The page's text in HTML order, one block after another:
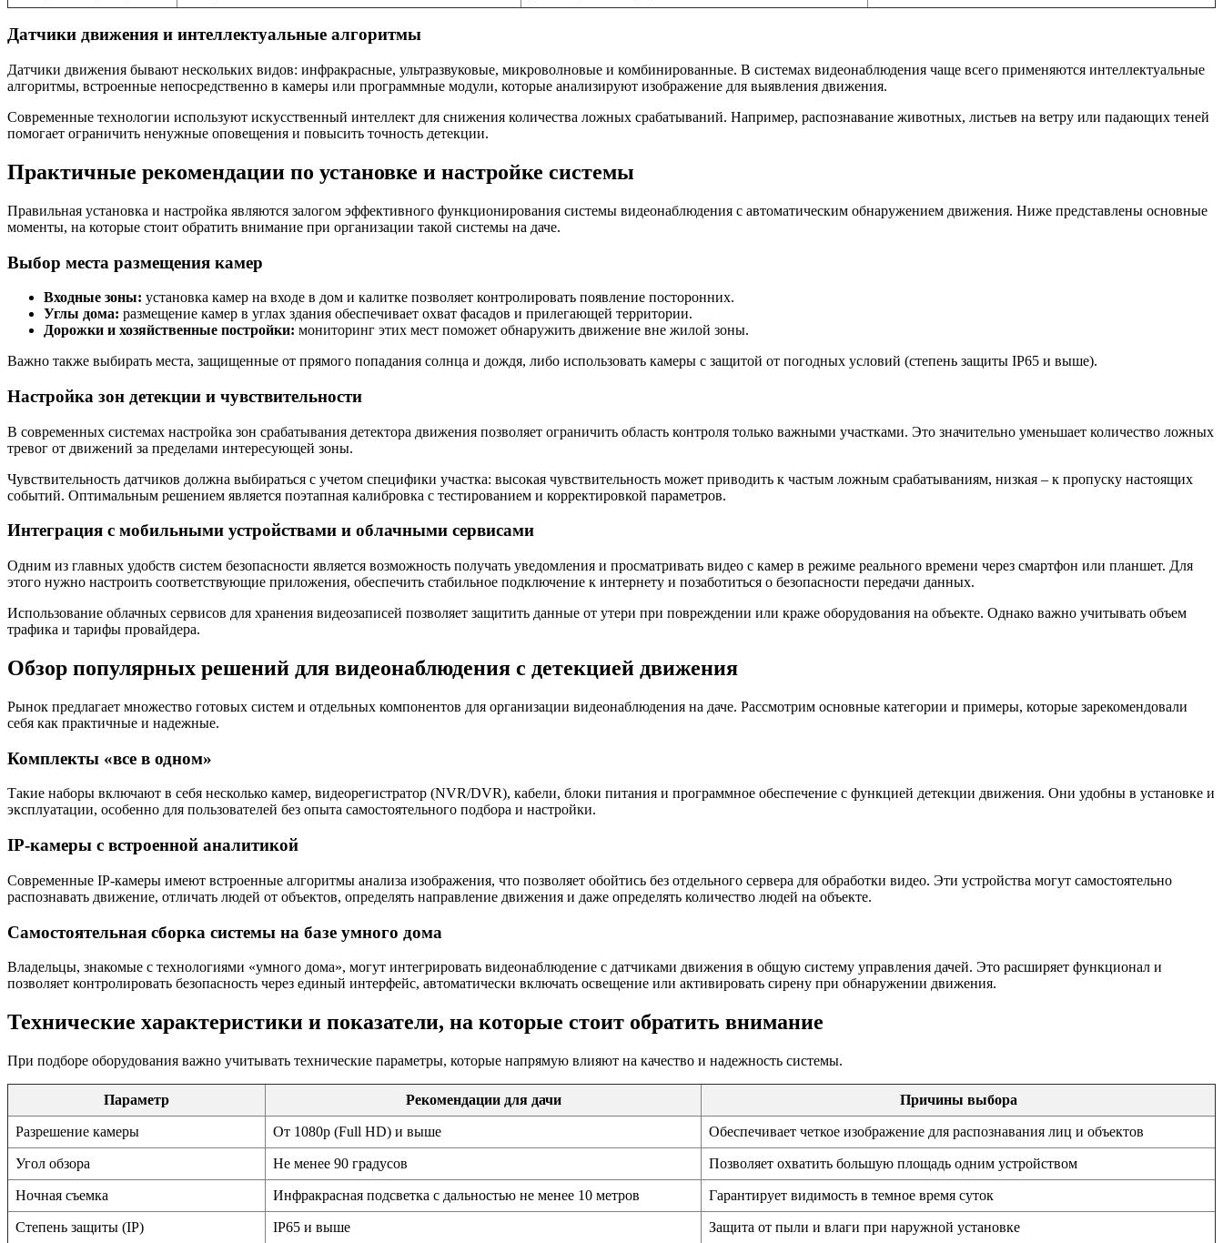
Датчики движения и интеллектуальные алгоритмы
Датчики движения бывают нескольких видов: инфракрасные, ультразвуковые, микроволновые и комбинированные. В системах видеонаблюдения чаще всего применяются интеллектуальные
алгоритмы, встроенные непосредственно в камеры или программные модули, которые анализируют изображение для выявления движения.
Современные технологии используют искусственный интеллект для снижения количества ложных срабатываний. Например, распознавание животных, листьев на ветру или падающих теней
помогает ограничить ненужные оповещения и повысить точность детекции.
Практичные рекомендации по установке и настройке системы
Правильная установка и настройка являются залогом эффективного функционирования системы видеонаблюдения с автоматическим обнаружением движения. Ниже представлены основные
моменты, на которые стоит обратить внимание при организации такой системы на даче.
Выбор места размещения камер
Входные зоны: установка камер на входе в дом и калитке позволяет контролировать появление посторонних.
Углы дома: размещение камер в углах здания обеспечивает охват фасадов и прилегающей территории.
Дорожки и хозяйственные постройки: мониторинг этих мест поможет обнаружить движение вне жилой зоны.
Важно также выбирать места, защищенные от прямого попадания солнца и дождя, либо использовать камеры с защитой от погодных условий (степень защиты IP65 и выше).
Настройка зон детекции и чувствительности
В современных системах настройка зон срабатывания детектора движения позволяет ограничить область контроля только важными участками. Это значительно уменьшает количество ложных
тревог от движений за пределами интересующей зоны.
Чувствительность датчиков должна выбираться с учетом специфики участка: высокая чувствительность может приводить к частым ложным срабатываниям, низкая – к пропуску настоящих
событий. Оптимальным решением является поэтапная калибровка с тестированием и корректировкой параметров.
Интеграция с мобильными устройствами и облачными сервисами
Одним из главных удобств систем безопасности является возможность получать уведомления и просматривать видео с камер в режиме реального времени через смартфон или планшет. Для
этого нужно настроить соответствующие приложения, обеспечить стабильное подключение к интернету и позаботиться о безопасности передачи данных.
Использование облачных сервисов для хранения видеозаписей позволяет защитить данные от утери при повреждении или краже оборудования на объекте. Однако важно учитывать объем
трафика и тарифы провайдера.
Обзор популярных решений для видеонаблюдения с детекцией движения
Рынок предлагает множество готовых систем и отдельных компонентов для организации видеонаблюдения на даче. Рассмотрим основные категории и примеры, которые зарекомендовали
себя как практичные и надежные.
Комплекты «все в одном»
Такие наборы включают в себя несколько камер, видеорегистратор (NVR/DVR), кабели, блоки питания и программное обеспечение с функцией детекции движения. Они удобны в установке и
эксплуатации, особенно для пользователей без опыта самостоятельного подбора и настройки.
IP-камеры с встроенной аналитикой
Современные IP-камеры имеют встроенные алгоритмы анализа изображения, что позволяет обойтись без отдельного сервера для обработки видео. Эти устройства могут самостоятельно
распознавать движение, отличать людей от объектов, определять направление движения и даже определять количество людей на объекте.
Самостоятельная сборка системы на базе умного дома
Владельцы, знакомые с технологиями «умного дома», могут интегрировать видеонаблюдение с датчиками движения в общую систему управления дачей. Это расширяет функционал и
позволяет контролировать безопасность через единый интерфейс, автоматически включать освещение или активировать сирену при обнаружении движения.
Технические характеристики и показатели, на которые стоит обратить внимание
При подборе оборудования важно учитывать технические параметры, которые напрямую влияют на качество и надежность системы.
Параметр Рекомендации для дачи Причины выбора
Разрешение камеры От 1080p (Full HD) и выше Обеспечивает четкое изображение для распознавания лиц и объектов
Угол обзора Не менее 90 градусов Позволяет охватить большую площадь одним устройством
Ночная съемка Инфракрасная подсветка с дальностью не менее 10 метров Гарантирует видимость в темное время суток
Степень защиты (IP) IP65 и выше Защита от пыли и влаги при наружной установке